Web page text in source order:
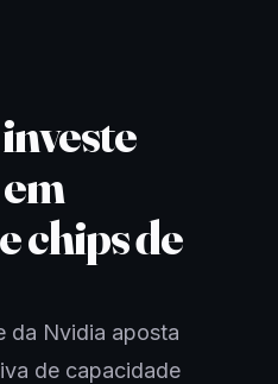
chips de
da Nvidia aposta
de capacidade